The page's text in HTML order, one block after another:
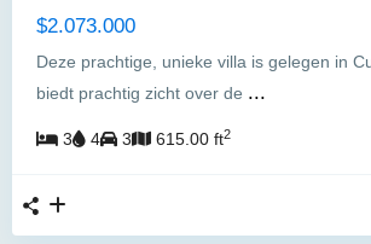
$2.073.000
Deze prachtige, unieke villa is gelegen in
biedt prachtig zicht over de ...
3 4 3 615.00 ft2